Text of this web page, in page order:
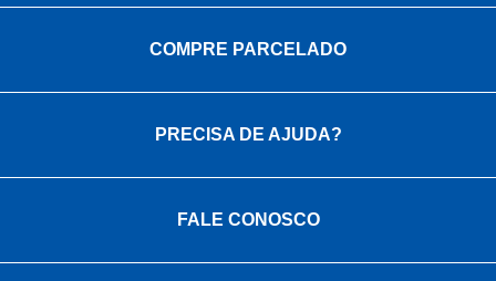
COMPRE PARCELADO
PRECISA DE AJUDA?
FALE CONOSCO